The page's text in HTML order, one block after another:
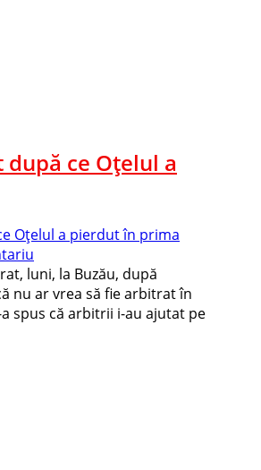
ce Oţelul a
Oţelul a pierdut în prima
luni, la Buzău, după
nu ar vrea să fie arbitrat în
spus că arbitrii i-au ajutat pe